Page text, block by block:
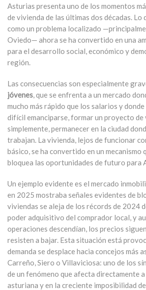
Asturias presenta uno de los momentos
de vivienda de las últimas dos décadas. Lo
como un problema localizado
Oviedo— ahora se ha convertido en una
para el desarrollo social, económico y
región.
Las consecuencias son especialmente
jóvenes, que se enfrenta a un mercado
mucho más rápido que los salarios y
difícil emanciparse, formar un proyecto de
simplemente, permanecer en la ciudad
trabajan. La vivienda, lejos de funcionar
básico, se ha convertido en un mecanismo
bloquea las oportunidades de futuro para
Un ejemplo evidente es el mercado
en 2025 mostraba señales evidentes de
viviendas se aleja de los récords de 2024
poder adquisitivo del comprador local, y
operaciones descendían, los precios
resisten a bajar. Esta situación está
demanda se desplace hacia concejos más
Carreño, Siero o Villaviciosa: uno de los
de un fenómeno que afecta directamente
asturiana y en la creciente imposibilidad